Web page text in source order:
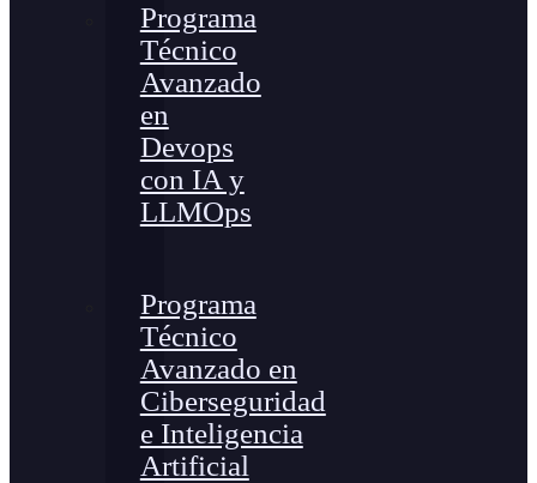
Programa
Técnico
Avanzado
en
Devops
con IA y
LLMOps
Programa
Técnico
Avanzado en
Ciberseguridad
e Inteligencia
Artificial